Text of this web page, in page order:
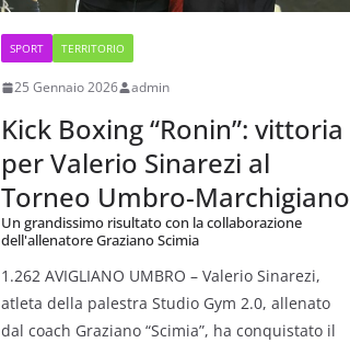
SPORT TERRITORIO
25 Gennaio 2026 admin
Kick Boxing “Ronin”: vittoria
per Valerio Sinarezi al
Torneo Umbro-Marchigiano
Un grandissimo risultato con la collaborazione
dell'allenatore Graziano Scimia
1.262 AVIGLIANO UMBRO – Valerio Sinarezi,
atleta della palestra Studio Gym 2.0, allenato
dal coach Graziano “Scimia”, ha conquistato il